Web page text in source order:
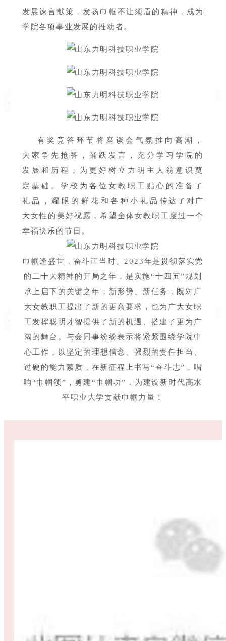
发展谏言献策，发扬巾帼不让须眉的精神，成为
学院各项事业发展的推动者。
有奖竞答环节将座谈会气氛推向高潮，
大家争先抢答，踊跃发言，充分学习学院的
发展和历程，为更好树立力明主人翁意识奠
定基础。学校为各位女教职工贴心的准备了
礼品，耀眼的鲜花和各种小礼品传达了对广
大女性的美好祝愿，希望全体女教职工度过一个
幸福快乐的节日。
巾帼逢盛世，奋斗正当时。2023年是贯彻落实党
的二十大精神的开局之年，是实施“十四五”规划
承上启下的关键之年，新形势、新任务，既对广
大女教职工提出了新的更高要求，也为广大女职
工发挥聪明才智提供了新的机遇、搭建了更为广
阔的舞台。与会同事纷纷表示将紧紧围绕学院中
心工作，以坚定的理想信念、强烈的责任担当、
过硬的能力素质，在新征程上书写“奋斗志”，唱
响“巾帼颂”，勇建“巾帼功”，为建设新时代高水
平职业大学贡献巾帼力量！